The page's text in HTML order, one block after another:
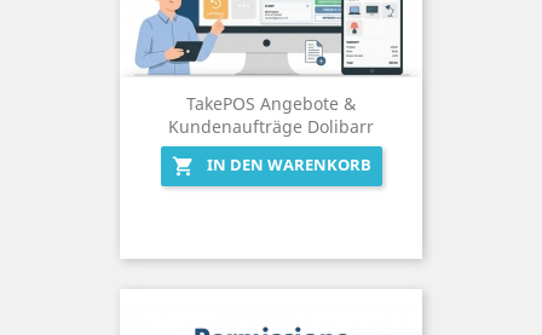
TakePOS Angebote &
Kundenaufträge Dolibarr

IN DEN WARENKORB